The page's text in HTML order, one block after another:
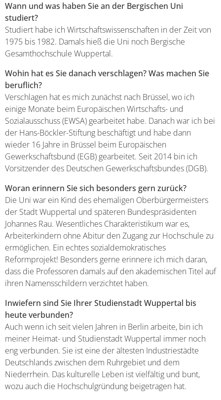
Wann und was haben Sie an der Bergischen Uni
studiert?
Studiert habe ich Wirtschaftswissenschaften in der Zeit von
1975 bis 1982. Damals hieß die Uni noch Bergische
Gesamthochschule Wuppertal.
Wohin hat es Sie danach verschlagen? Was machen Sie
beruflich?
Verschlagen hat es mich zunächst nach Brüssel, wo ich
einige Monate beim Europäischen Wirtschafts- und
Sozialausschuss (EWSA) gearbeitet habe. Danach war ich bei
der Hans-Böckler-Stiftung beschäftigt und habe dann
wieder 16 Jahre in Brüssel beim Europäischen
Gewerkschaftsbund (EGB) gearbeitet. Seit 2014 bin ich
Vorsitzender des Deutschen Gewerkschaftsbundes (DGB).
Woran erinnern Sie sich besonders gern zurück?
Die Uni war ein Kind des ehemaligen Oberbürgermeisters
der Stadt Wuppertal und späteren Bundespräsidenten
Johannes Rau. Wesentliches Charakteristikum war es,
Arbeiterkindern ohne Abitur den Zugang zur Hochschule zu
ermöglichen. Ein echtes sozialdemokratisches
Reformprojekt! Besonders gerne erinnere ich mich daran,
dass die Professoren damals auf den akademischen Titel auf
ihren Namensschildern verzichtet haben.
Inwiefern sind Sie Ihrer Studienstadt Wuppertal bis
heute verbunden?
Auch wenn ich seit vielen Jahren in Berlin arbeite, bin ich
meiner Heimat- und Studienstadt Wuppertal immer noch
eng verbunden. Sie ist eine der ältesten Industriestädte
Deutschlands zwischen dem Ruhrgebiet und dem
Niederrhein. Das kulturelle Leben ist vielfältig und bunt,
wozu auch die Hochschulgründung beigetragen hat.